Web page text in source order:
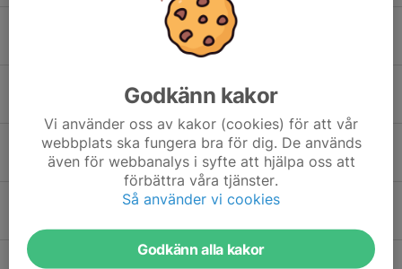
Besök av f.d landslagstränaren Erik Hamrén 13/5
8 maj 2024
Träningstid torsdag 2/5, kl 17:15!
30 apr 2024
Träningstid torsdag 25/4
Ingen träning i morgon söndag 21/4
Godkänn kakor
Vi använder oss av kakor (cookies) för att vår
webbplats ska fungera bra för dig. De används
även för webbanalys i syfte att hjälpa oss att
förbättra våra tjänster.
Så använder vi cookies
Godkänn alla kakor